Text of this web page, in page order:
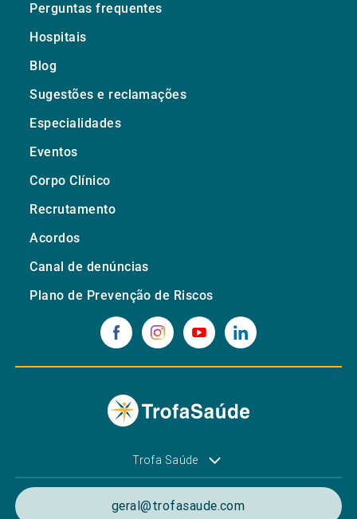
Perguntas frequentes
Hospitais
Blog
Sugestões e reclamações
Especialidades
Eventos
Corpo Clínico
Recrutamento
Acordos
Canal de denúncias
Plano de Prevenção de Riscos
Trofa Saúde
geral@trofasaude.com